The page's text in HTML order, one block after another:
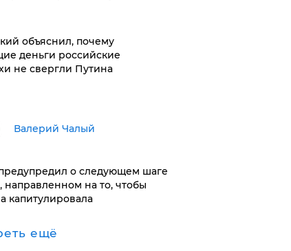
объяснил, почему
деньги российские
не свергли Путина
Валерий Чалый
о следующем шаге
направленном на то, чтобы
капитулировала
ещё